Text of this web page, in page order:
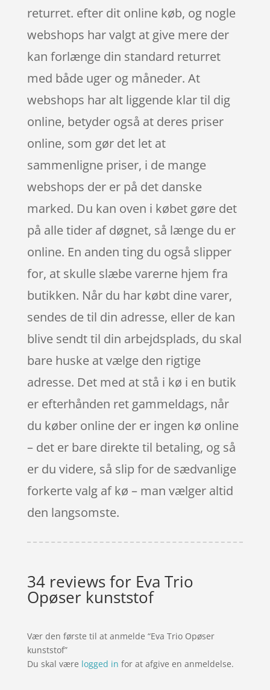
returret. efter dit online køb, og nogle
webshops har valgt at give mere der
kan forlænge din standard returret
med både uger og måneder. At
webshops har alt liggende klar til dig
online, betyder også at deres priser
online, som gør det let at
sammenligne priser, i de mange
webshops der er på det danske
marked. Du kan oven i købet gøre det
på alle tider af døgnet, så længe du er
online. En anden ting du også slipper
for, at skulle slæbe varerne hjem fra
butikken. Når du har købt dine varer,
sendes de til din adresse, eller de kan
blive sendt til din arbejdsplads, du skal
bare huske at vælge den rigtige
adresse. Det med at stå i kø i en butik
er efterhånden ret gammeldags, når
du køber online der er ingen kø online
– det er bare direkte til betaling, og så
er du videre, så slip for de sædvanlige
forkerte valg af kø – man vælger altid
den langsomste.
34 reviews for Eva Trio
Opøser kunststof
Vær den første til at anmelde “Eva Trio Opøser
kunststof”
Du skal være logged in for at afgive en anmeldelse.